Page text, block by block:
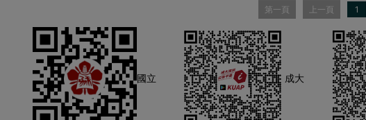
第一頁 上一頁 1
國立 成大